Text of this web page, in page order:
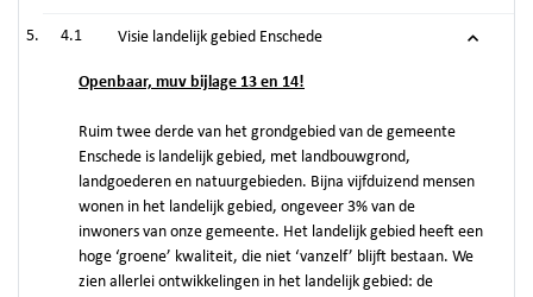
4.1 Visie landelijk gebied Enschede
Openbaar, muv bijlage 13 en 14!
Ruim twee derde van het grondgebied van de gemeente
Enschede is landelijk gebied, met landbouwgrond,
landgoederen en natuurgebieden. Bijna vijfduizend mensen
wonen in het landelijk gebied, ongeveer 3% van de
inwoners van onze gemeente. Het landelijk gebied heeft een
hoge ‘groene’ kwaliteit, die niet ‘vanzelf’ blijft bestaan. We
zien allerlei ontwikkelingen in het landelijk gebied: de